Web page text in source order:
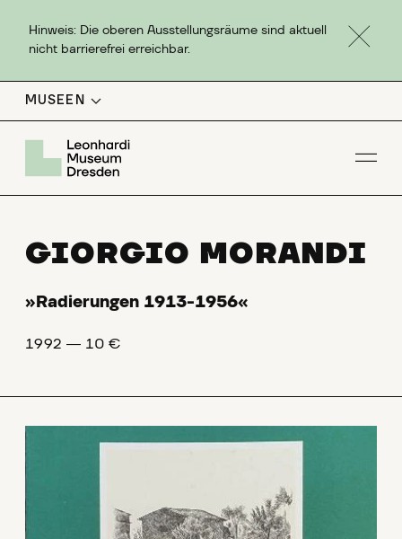
Hinweis: Die oberen Ausstellungsräume sind aktuell
nicht barrierefrei erreichbar.
MUSEEN
GIORGIO MORANDI
»Radierungen 1913-1956«
1992 ― 10 €